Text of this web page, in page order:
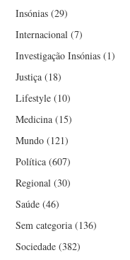
Insónias (29)
Internacional (7)
Investigação Insónias (1)
Justiça (18)
Lifestyle (10)
Medicina (15)
Mundo (121)
Política (607)
Regional (30)
Saúde (46)
Sem categoria (136)
Sociedade (382)